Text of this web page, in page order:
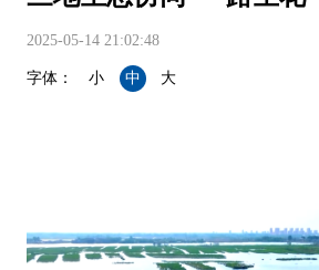
2025-05-14 21:02:48
字体： 小 中 大